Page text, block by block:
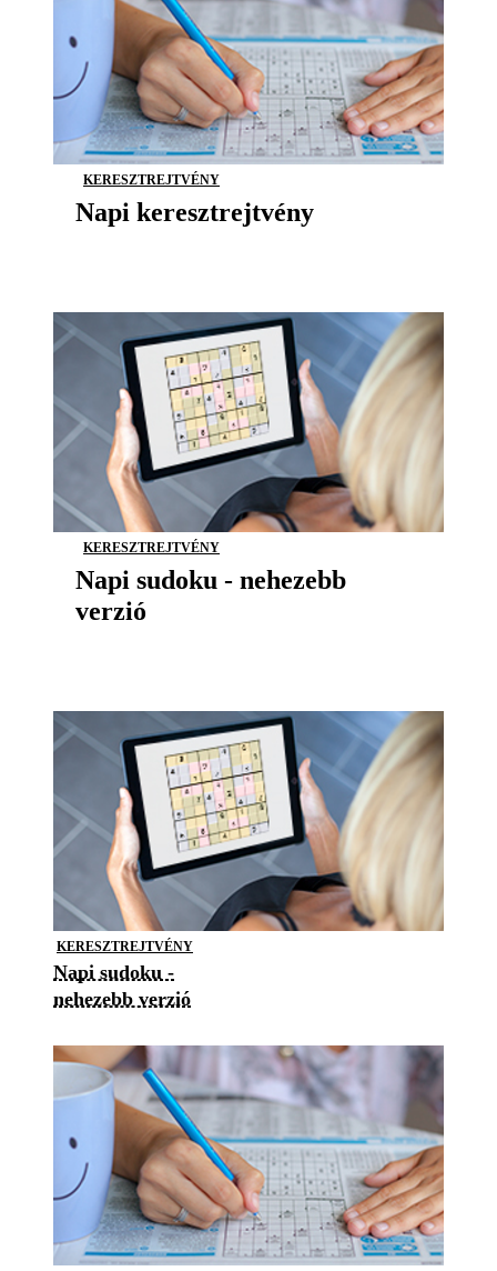
KERESZTREJTVÉNY
Napi keresztrejtvény
KERESZTREJTVÉNY
Napi sudoku - nehezebb
verzió
KERESZTREJTVÉNY
Napi sudoku -
nehezebb verzió